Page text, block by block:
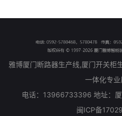
雅博厦门断路器生产线,厦门开关柜
一体化专业
电话：13966733396 地址：
闽ICP备